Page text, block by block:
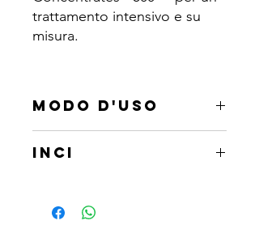
trattamento intensivo e su
misura.
MODO D'USO
massimo di 3 concentrati specifici da
e decolleté con dolci massaggi
circolari fino a completo
INCI
Cetearyl alcohol, Glycerin, Cetearyl
glucoside, Ethylhexyl palmitate, Oryza